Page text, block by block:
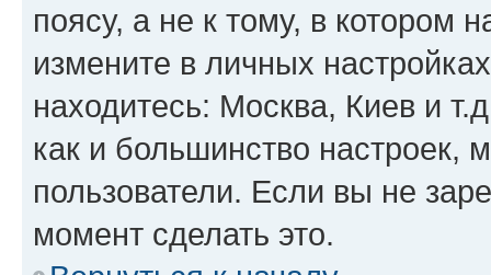
поясу, а не к тому, в котором
измените в личных
находитесь: Москва, Киев и
как и большинство настроек,
пользователи. Если вы не
момент сделать это.